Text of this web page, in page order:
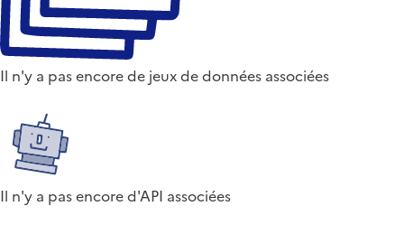
Il n'y a pas encore de jeux de données associées
Il n'y a pas encore d'API associées